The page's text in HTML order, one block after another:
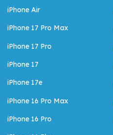
iPhone Air
iPhone 17 Pro Max
iPhone 17 Pro
iPhone 17
iPhone 17e
iPhone 16 Pro Max
iPhone 16 Pro